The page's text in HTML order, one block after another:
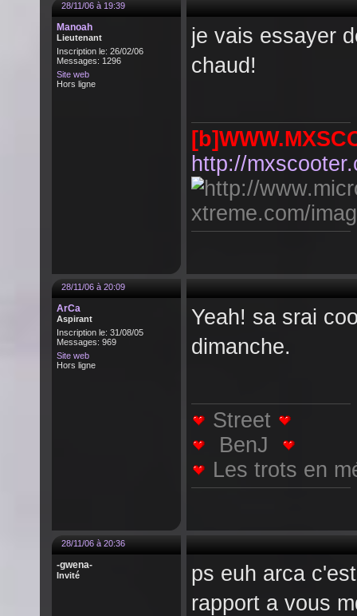
28/11/06 à 19:39
Manoah
Lieutenant
Inscription le: 26/02/06
Messages: 1296
Site web
Hors ligne
je vais essayer
chaud!
http://
28/11/06 à 20:09
ArCa
Aspirant
Inscription le: 31/08/05
Messages: 969
Site web
Hors ligne
Yeah! sa srai
dimanche.
Street
BenJ
Les trots en
28/11/06 à 20:36
-gwena-
Invité
ps euh arca
rapport a vous